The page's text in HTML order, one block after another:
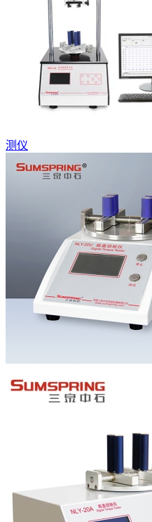
测仪